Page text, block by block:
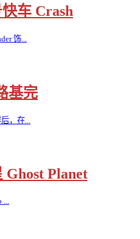
车 Crash
饰...
基完
，在...
Ghost Planet
...